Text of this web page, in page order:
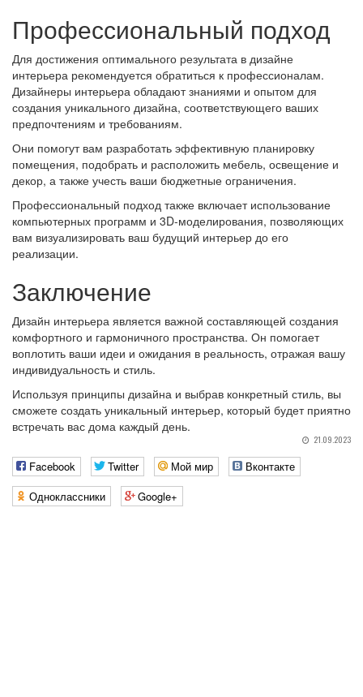
Профессиональный подход
Для достижения оптимального результата в дизайне
интерьера рекомендуется обратиться к профессионалам.
Дизайнеры интерьера обладают знаниями и опытом для
создания уникального дизайна, соответствующего ваших
предпочтениям и требованиям.
Они помогут вам разработать эффективную планировку
помещения, подобрать и расположить мебель, освещение и
декор, а также учесть ваши бюджетные ограничения.
Профессиональный подход также включает использование
компьютерных программ и 3D-моделирования, позволяющих
вам визуализировать ваш будущий интерьер до его
реализации.
Заключение
Дизайн интерьера является важной составляющей создания
комфортного и гармоничного пространства. Он помогает
воплотить ваши идеи и ожидания в реальность, отражая вашу
индивидуальность и стиль.
Используя принципы дизайна и выбрав конкретный стиль, вы
сможете создать уникальный интерьер, который будет приятно
встречать вас дома каждый день.
21.09.2023
Facebook Twitter Мой мир
Вконтакте
Одноклассники
Google+